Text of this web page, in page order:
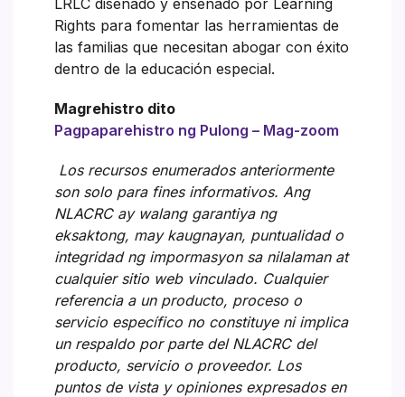
Rights para fomentar las herramientas de
las familias que necesitan abogar con éxito
dentro de la educación especial.
Magrehistro dito
Pagpaparehistro ng Pulong – Mag-zoom
Los recursos enumerados anteriormente
son solo para fines informativos. Ang
NLACRC ay walang garantiya ng
eksaktong, may kaugnayan, puntualidad o
integridad ng impormasyon sa nilalaman at
cualquier sitio web vinculado. Cualquier
referencia a un producto, proceso o
servicio específico no constituye ni implica
un respaldo por parte del NLACRC del
producto, servicio o proveedor. Los
puntos de vista y opiniones expresados en